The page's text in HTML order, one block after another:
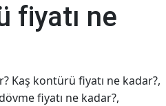
fiyatı ne
Kaş kontürü fiyatı ne kadar?,
fiyatı ne kadar?,